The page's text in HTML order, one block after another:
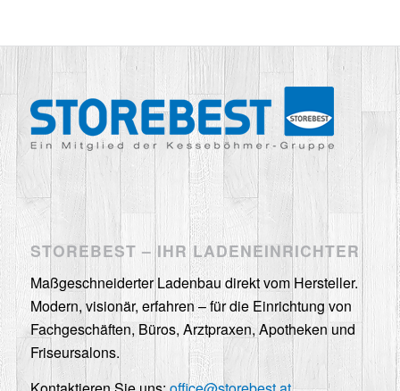
STOREBEST – IHR LADENEINRICHTER
Maßgeschneiderter Ladenbau direkt vom Hersteller.
Modern, visionär, erfahren – für die Einrichtung von
Fachgeschäften, Büros, Arztpraxen, Apotheken und
Friseursalons.